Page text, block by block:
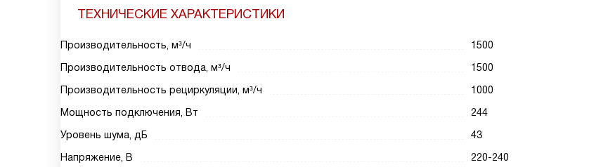
ТЕХНИЧЕСКИЕ ХАРАКТЕРИСТИКИ
Производительность, м³/ч
1500
Производительность отвода, м³/ч
1500
Производительность рециркуляции, м³/ч
1000
Мощность подключения, Вт
244
Уровень шума, дБ
43
Напряжение, В
220-240